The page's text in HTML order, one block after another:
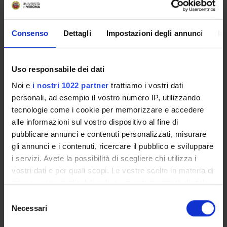
Consenso Dettagli Impostazioni degli annunci
Uso responsabile dei dati
Noi e i nostri 1022 partner trattiamo i vostri dati
personali, ad esempio il vostro numero IP, utilizzando
tecnologie come i cookie per memorizzare e accedere
alle informazioni sul vostro dispositivo al fine di
pubblicare annunci e contenuti personalizzati, misurare
gli annunci e i contenuti, ricercare il pubblico e sviluppare
i servizi. Avete la possibilità di scegliere chi utilizza i
vostri dati e per quali scopi. Le vostre scelte in materia di
privacy sono applicabili solo su questa proprietà digitale
modificare o revocare il proprio consenso in qualsiasi
momento dalla Dichiarazione sui cookie o facendo clic
delNecessari
Full Professor
Valentina Oppedisano
Technical-administrative staff
Technical-administrative staff
Miriam Perazzoli
Technical-administrative staff
Roberto Ricciuti
Maria Veneri
Technical-administrative staff
Macroeconomia, Economia internazionale e Sviluppo